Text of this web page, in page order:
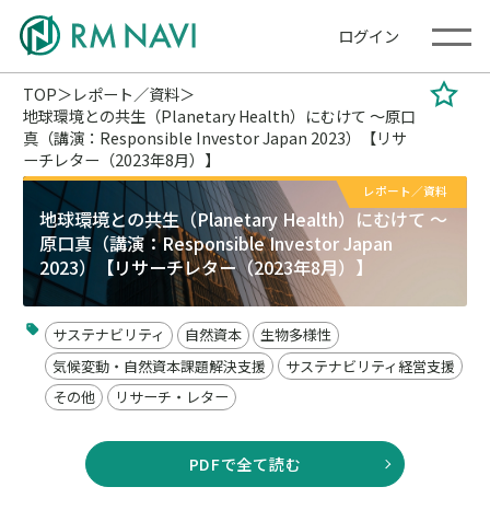
ログイン
TOP
レポート／資料
地球環境との共生（Planetary Health）にむけて ～原口
真（講演：Responsible Investor Japan 2023）【リサ
ーチレター（2023年8月）】
レポート／資料
地球環境との共生（Planetary Health）にむけて ～
原口真（講演：Responsible Investor Japan
2023）【リサーチレター（2023年8月）】
サステナビリティ 自然資本
生物多様性
気候変動・自然資本課題解決支援
サステナビリティ経営支援
その他
リサーチ・レター
PDFで全て読む